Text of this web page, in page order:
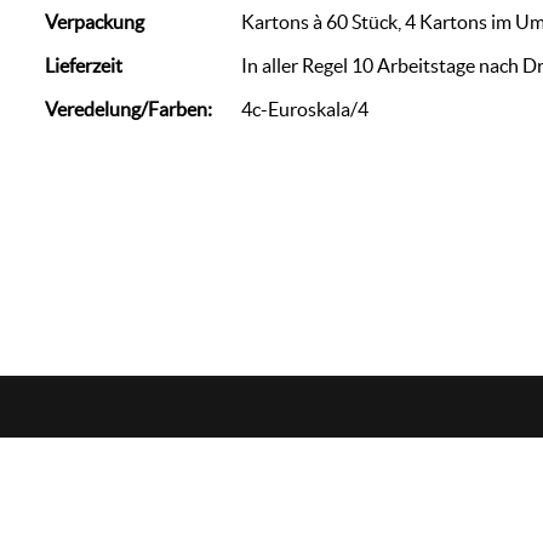
Verpackung
Kartons à 60 Stück, 4 Kartons im
Lieferzeit
In aller Regel 10 Arbeitstage nach
Veredelung/Farben:
4c-Euroskala/4